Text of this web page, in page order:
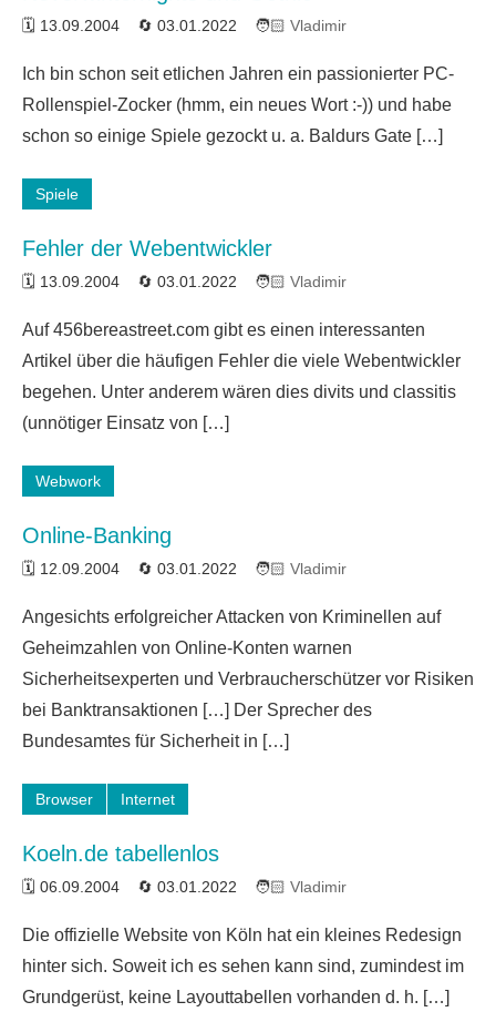
13.09.2004 03.01.2022 Vladimir
6Ich bin schon seit etlichen Jahren ein passionierter PC-
Rollenspiel-Zocker (hmm, ein neues Wort :-)) und habe
schon so einige Spiele gezockt u. a. Baldurs Gate […]
Spiele
Fehler der Webentwickler
13.09.2004 03.01.2022 Vladimir
2
Auf 456bereastreet.com gibt es einen interessanten
Artikel über die häufigen Fehler die viele Webentwickler
begehen. Unter anderem wären dies divits und classitis
(unnötiger Einsatz von […]
Webwork
Online-Banking
12.09.2004 03.01.2022 Vladimir
2
Angesichts erfolgreicher Attacken von Kriminellen auf
Geheimzahlen von Online-Konten warnen
Sicherheitsexperten und Verbraucherschützer vor Risiken
bei Banktransaktionen […] Der Sprecher des
Bundesamtes für Sicherheit in […]
Browser Internet
Koeln.de tabellenlos
06.09.2004 03.01.2022 Vladimir
5
Die offizielle Website von Köln hat ein kleines Redesign
hinter sich. Soweit ich es sehen kann sind, zumindest im
Grundgerüst, keine Layouttabellen vorhanden d. h. […]